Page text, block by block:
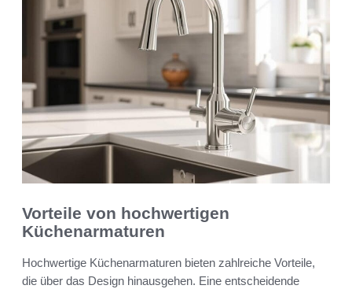
Vorteile von hochwertigen
Küchenarmaturen
Hochwertige Küchenarmaturen bieten zahlreiche Vorteile,
die über das Design hinausgehen. Eine entscheidende